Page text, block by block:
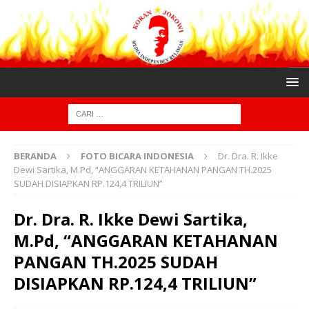
BERANDA FOTO BICARA INDONESIA
Dr. Dra. R. Ikke
Dewi Sartika, M.Pd, “ANGGARAN KETAHANAN PANGAN TH.2025
SUDAH DISIAPKAN RP.124,4 TRILIUN”
Dr. Dra. R. Ikke Dewi Sartika,
M.Pd, “ANGGARAN KETAHANAN
PANGAN TH.2025 SUDAH
DISIAPKAN RP.124,4 TRILIUN”